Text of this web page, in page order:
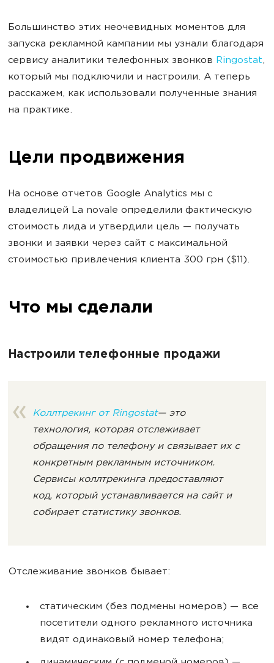
Большинство этих неочевидных моментов для
запуска рекламной кампании мы узнали благодаря
сервису аналитики телефонных звонков Ringostat,
который мы подключили и настроили. А теперь
расскажем, как использовали полученные знания
на практике.
Цели продвижения
На основе отчетов Google Analytics мы с
владелицей La novale определили фактическую
стоимость лида и утвердили цель — получать
звонки и заявки через сайт с максимальной
стоимостью привлечения клиента 300 грн ($11).
Что мы сделали
Настроили телефонные продажи
Коллтрекинг от Ringostat— это
технология, которая отслеживает
обращения по телефону и связывает их с
конкретным рекламным источником.
Сервисы коллтрекинга предоставляют
код, который устанавливается на сайт и
собирает статистику звонков.
Отслеживание звонков бывает:
статическим (без подмены номеров) — все
посетители одного рекламного источника
видят одинаковый номер телефона;